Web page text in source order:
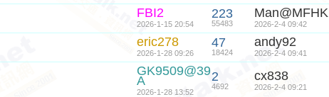
FBI2
2026-1-15 20:54
223
55483
Man@MFHK
2026-2-4 09:42
eric278
2026-1-28 09:26
47
18424
andy92
2026-2-4 09:41
GK9509@39
A
2026-1-28 13:52
2
4692
cx838
2026-2-4 09:21